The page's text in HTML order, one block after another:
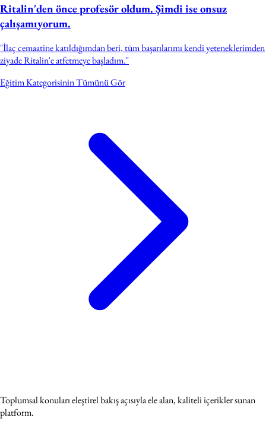
Ritalin'den önce profesör oldum. Şimdi ise onsuz
çalışamıyorum.
"İlaç cemaatine katıldığımdan beri, tüm başarılarımı kendi yeteneklerimden
ziyade Ritalin'e atfetmeye başladım."
Eğitim Kategorisinin Tümünü Gör
Toplumsal konuları eleştirel bakış açısıyla ele alan, kaliteli içerikler sunan
platform.